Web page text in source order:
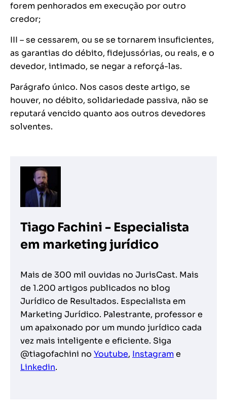
forem penhorados em execução por outro
credor;
III – se cessarem, ou se se tornarem insuficientes,
as garantias do débito, fidejussórias, ou reais, e o
devedor, intimado, se negar a reforçá-las.
Parágrafo único. Nos casos deste artigo, se
houver, no débito, solidariedade passiva, não se
reputará vencido quanto aos outros devedores
solventes.
Tiago Fachini - Especialista
em marketing jurídico
Mais de 300 mil ouvidas no JurisCast. Mais
de 1.200 artigos publicados no blog
Jurídico de Resultados. Especialista em
Marketing Jurídico. Palestrante, professor e
um apaixonado por um mundo jurídico cada
vez mais inteligente e eficiente. Siga
@tiagofachini no Youtube, Instagrame
Linkedin.